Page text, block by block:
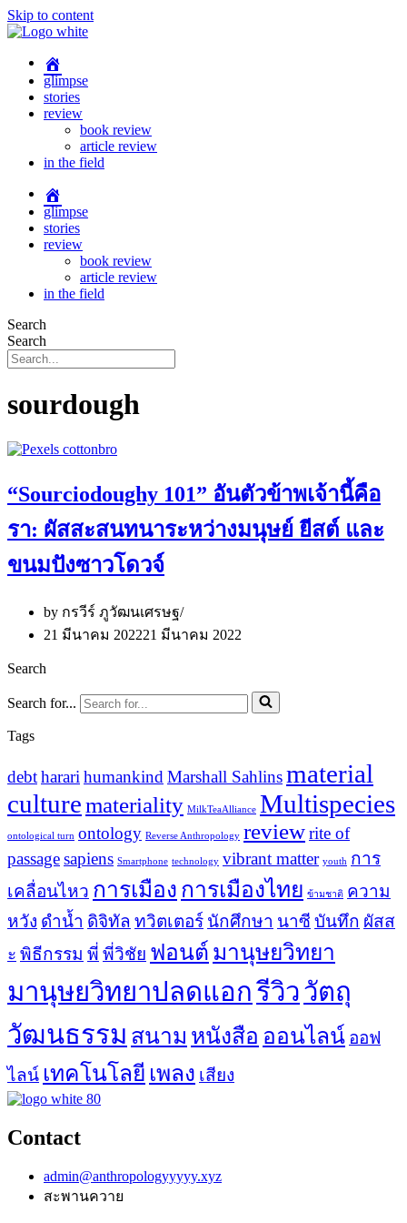
Skip to content
glimpse
stories
review
book review
article review
in the field
glimpse
stories
review
book review
article review
in the field
Search
Search
sourdough
“Sourciodoughy 101” อันตัวข้าพเจ้านี้คือ
รา: ผัสสะสนทนาระหว่างมนุษย์ ยีสต์ และ
ขนมปังซาวโดวจ์
by กรวีร์ ภูวัฒนเศรษฐ
21 มีนาคม 202221 มีนาคม 2022
Search
Search for...
Tags
debtharari humankind Marshall Sahlinsmaterial
culturemateriality MilkTeaAlliance Multispecies
ontological turn ontology Reverse Anthropology reviewrite of
passagesapiens Smartphone technology vibrant matter youth การ
เคลื่อนไหว การเมือง การเมืองไทย ข้ามชาติ ความ
หวัง ดำน้ำ ดิจิทัล ทวิตเตอร์ นักศึกษา นาซี บันทึก ผัสส
ะ พิธีกรรม พี่ พี่วิชัย ฟอนต์ มานุษยวิทยา
มานุษยวิทยาปลดแอกรีวิววัตถุ
วัฒนธรรม สนาม หนังสือ ออนไลน์ ออฟ
ไลน์ เทคโนโลยี เพลง เสียง
Contact
admin@anthropologyyyyy.xyz
สะพานควาย